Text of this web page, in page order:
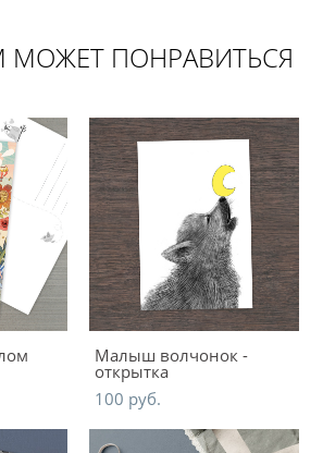
МОЖЕТ ПОНРАВИТЬСЯ
Малыш волчонок -
открытка
100 pуб.